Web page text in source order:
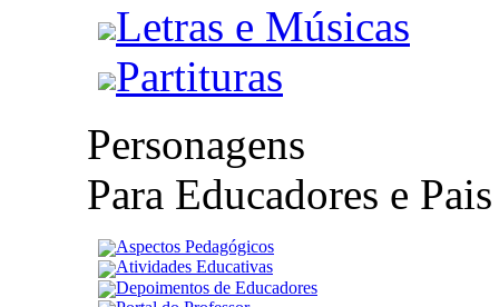
Letras e Músicas
Partituras
Personagens
Para Educadores e Pais
Aspectos Pedagógicos
Atividades Educativas
Depoimentos de Educadores